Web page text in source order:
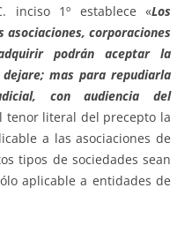
inciso 1º establece «Los
corporaciones
podrán aceptar la
mas para repudiarla
con audiencia del
tenor literal del precepto la
a las asociaciones de
tipos de sociedades sean
aplicable a entidades de